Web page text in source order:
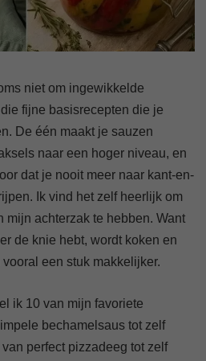
niet om ingewikkelde
fijne basisrecepten die je
De één maakt je sauzen
naar een hoger niveau, en
dat je nooit meer naar kant-en-
Ik vind het zelf heerlijk om
mijn achterzak te hebben. Want
de knie hebt, wordt koken en
een stuk makkelijker.
ik 10 van mijn favoriete
bechamelsaus tot zelf
perfect pizzadeeg tot zelf